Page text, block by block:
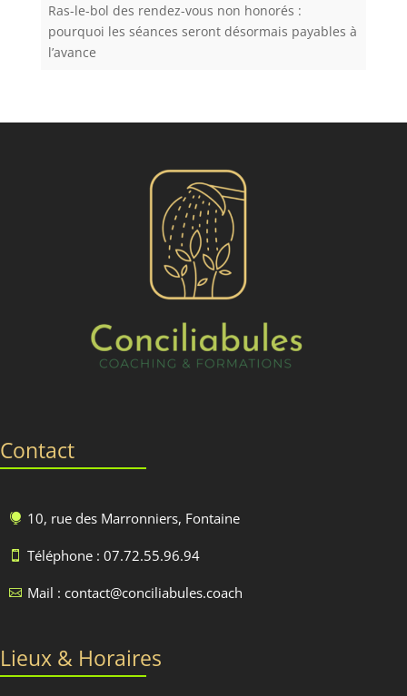
Ras-le-bol des rendez-vous non honorés :
pourquoi les séances seront désormais payables à
l’avance
Contact
 10, rue des Marronniers, Fontaine
 Téléphone : 07.72.55.96.94
 Mail : contact@conciliabules.coach
Lieux & Horaires